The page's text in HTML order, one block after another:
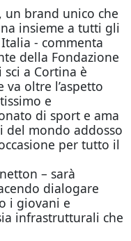
un brand unico che
insieme a tutti gli
- commenta
della Fondazione
a Cortina è
oltre l’aspetto
e
di sport e ama
del mondo addosso
per tutto il
– sarà
dialogare
i giovani e
infrastrutturali che